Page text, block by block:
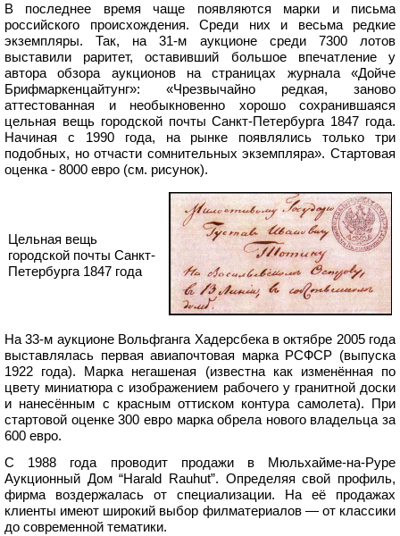
В последнее время чаще появляются марки и письма
российского происхождения. Среди них и весьма редкие
экземпляры. Так, на 31-м аукционе среди 7300 лотов
выставили раритет, оставивший большое впечатление у
автора обзора аукционов на страницах журнала «Дойче
Брифмаркенцайтунг»: «Чрезвычайно редкая, заново
аттестованная и необыкновенно хорошо сохранившаяся
цельная вещь городской почты Санкт-Петербурга 1847 года.
Начиная с 1990 года, на рынке появлялись только три
подобных, но отчасти сомнительных экземпляра». Стартовая
оценка - 8000 евро (см. рисунок).
Цельная вещь
городской почты Санкт-
Петербурга 1847 года
На 33-м аукционе Вольфганга Хадерсбека в октябре 2005 года
выставлялась первая авиапочтовая марка РСФСР (выпуска
1922 года). Марка негашеная (известна как изменённая по
цвету миниатюра с изображением рабочего у гранитной доски
и нанесённым с красным оттиском контура самолета). При
стартовой оценке 300 евро марка обрела нового владельца за
600 евро.
С 1988 года проводит продажи в Мюльхайме-на-Руре
Аукционный Дом “Harald Rauhut”. Определяя свой профиль,
фирма воздержалась от специализации. На её продажах
клиенты имеют широкий выбор филматериалов — от классики
до современной тематики.